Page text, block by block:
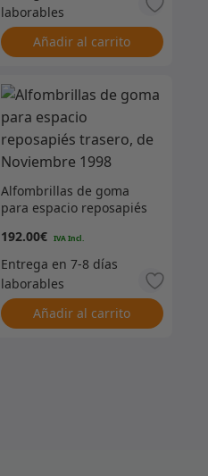
Añadir al carrito
Alfombrillas de goma
para espacio reposapiés
1998
192.00€
Añadir al carrito